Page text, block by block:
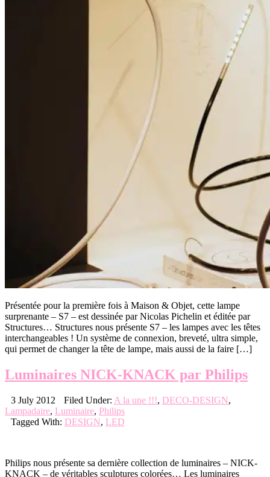
Présentée pour la première fois à Maison & Objet, cette lampe
surprenante – S7 – est dessinée par Nicolas Pichelin et éditée par
Structures… Structures nous présente S7 – les lampes avec les têtes
interchangeables ! Un système de connexion, breveté, ultra simple,
qui permet de changer la tête de lampe, mais aussi de la faire […]
Luminaires NICK-KNACK par Philips
3 July 2012 Filed Under: A la une !!!, DECO-DESIGN,
Lampadaire, Luminaire, Philips
Tagged With: DESIGN, LED
Philips nous présente sa dernière collection de luminaires – NICK-
KNACK – de véritables sculptures colorées… Les luminaires